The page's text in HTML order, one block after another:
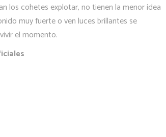
los cohetes explotar, no tienen la menor idea
muy fuerte o ven luces brillantes se
el momento.